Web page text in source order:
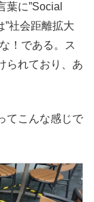
葉に”Social
”社会距離拡大
！である。ス
られており、あ
てこんな感じで